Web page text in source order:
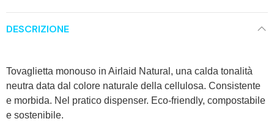
DESCRIZIONE
Tovaglietta monouso in Airlaid Natural, una calda tonalità
neutra data dal colore naturale della cellulosa. Consistente
e morbida. Nel pratico dispenser. Eco-friendly, compostabile
e sostenibile.